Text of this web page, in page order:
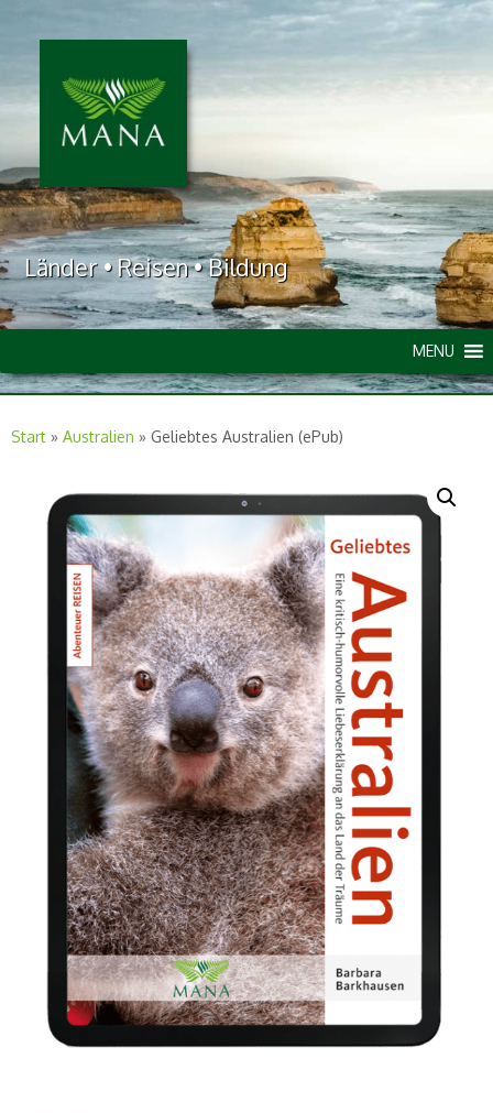
Länder • Reisen • Bildung
MENU
Start » Australien » Geliebtes Australien (ePub)